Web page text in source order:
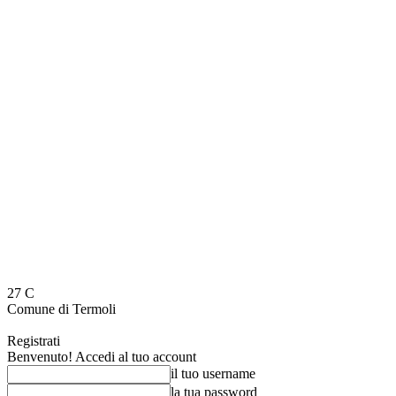
27 C
Comune di Termoli
Registrati
Benvenuto! Accedi al tuo account
il tuo username
la tua password